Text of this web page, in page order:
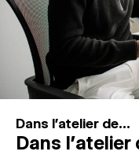
Dans l'atelier de...
Dans